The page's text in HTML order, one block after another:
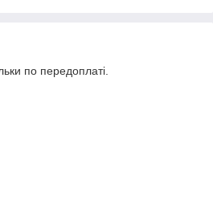
по передоплаті.